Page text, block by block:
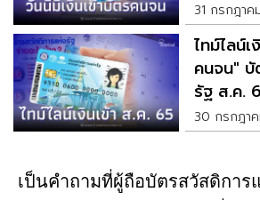
31 กรกฎาค
ไทม์ไลน์เ
คนจน" บั
รัฐ ส.ค.
บ้าง
30 กรกฎา
เป็นคำถามที่ผู้ถือบัตรสวัสดิการ